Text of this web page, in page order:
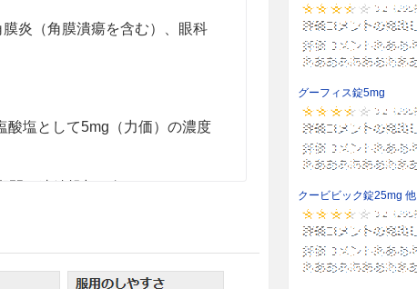
炎（角膜潰瘍を含む）、眼科
酸塩として5mg（力価）の濃度
グーフィス錠5mg
クービビック錠25mg 他